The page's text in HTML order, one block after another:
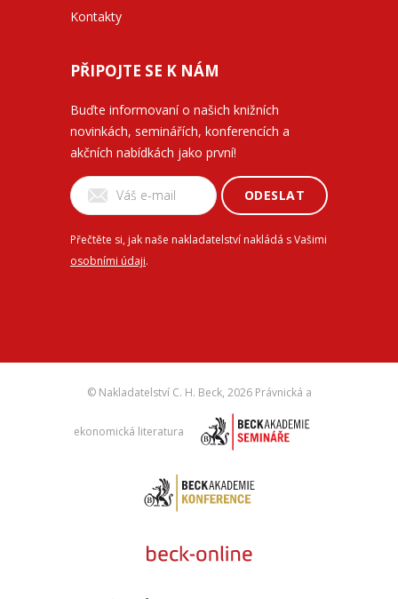
Kontakty
PŘIPOJTE SE K NÁM
Buďte informovaní o našich knižních
novinkách, seminářích, konferencích a
akčních nabídkách jako první!
ODESLAT
Přečtěte si, jak naše nakladatelství nakládá s Vašimi
osobními údaji.
© Nakladatelství C. H. Beck, 2026 Právnická a
ekonomická literatura